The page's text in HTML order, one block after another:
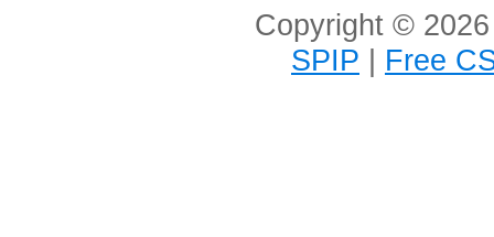
Copyright ©
SPIP | Free